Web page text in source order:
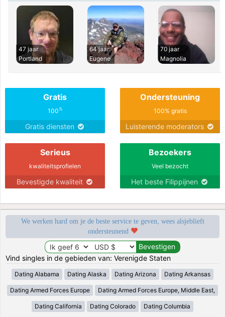
47 jaar
Portland
64 jaar
Eugene
70 jaar
Magnolia
Gratis
100%
Gratis diensten
Ondersteuning
100% gratis
Luisterende moderators
Serieus
kwaliteitsprofielen
Bevestigde kwaliteit
Bezoekers
Veel bezocht
Het beste Filippijnen
We werken hard om je de beste service te geven, wees alsjeblieft
ondersteunend
Vind singles in de gebieden van: Verenigde Staten
Dating Alabama Dating Alaska Dating Arizona Dating Arkansas
Dating Armed Forces Europe Dating Armed Forces Europe, Middle East,
Dating California Dating Colorado Dating Columbia